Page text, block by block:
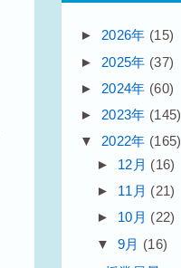
► 2026年 (15)
► 2025年 (37)
► 2024年 (60)
► 2023年 (145)
▼ 2022年 (165)
► 12月 (16)
► 11月 (21)
► 10月 (22)
▼ 9月 (16)